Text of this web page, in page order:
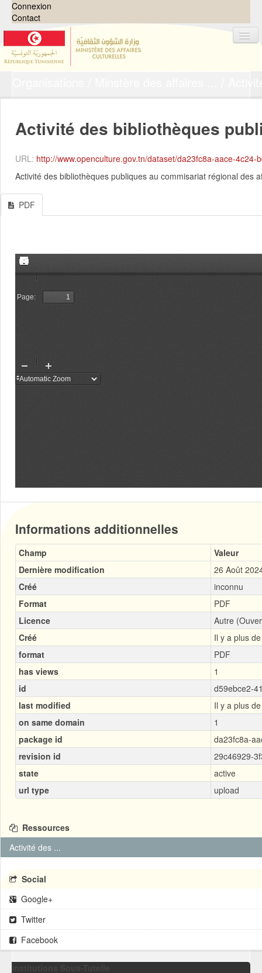
Connexion
Contact
Organisations
Groupes
À propos
Activité des bibliothèques
URL: http://www.openculture.gov.tn/dataset/da23fc8a-aace-4c24-bd0b-
Activité des bibliothèques publiques au commisariat régional des
PDF
Informations additionnelles
Champ
Valeur
Dernière modification
26 Août
Créé
inconnu
Format
PDF
Licence
Autre
Créé
Il y a plus
format
PDF
has views
1
id
d59ebce2-
last modified
Il y a plus
on same domain
1
package id
da23fc8a-
revision id
29c46929-
state
active
url type
upload
Ressources
Activité des ...
Social
Google+
Twitter
Facebook